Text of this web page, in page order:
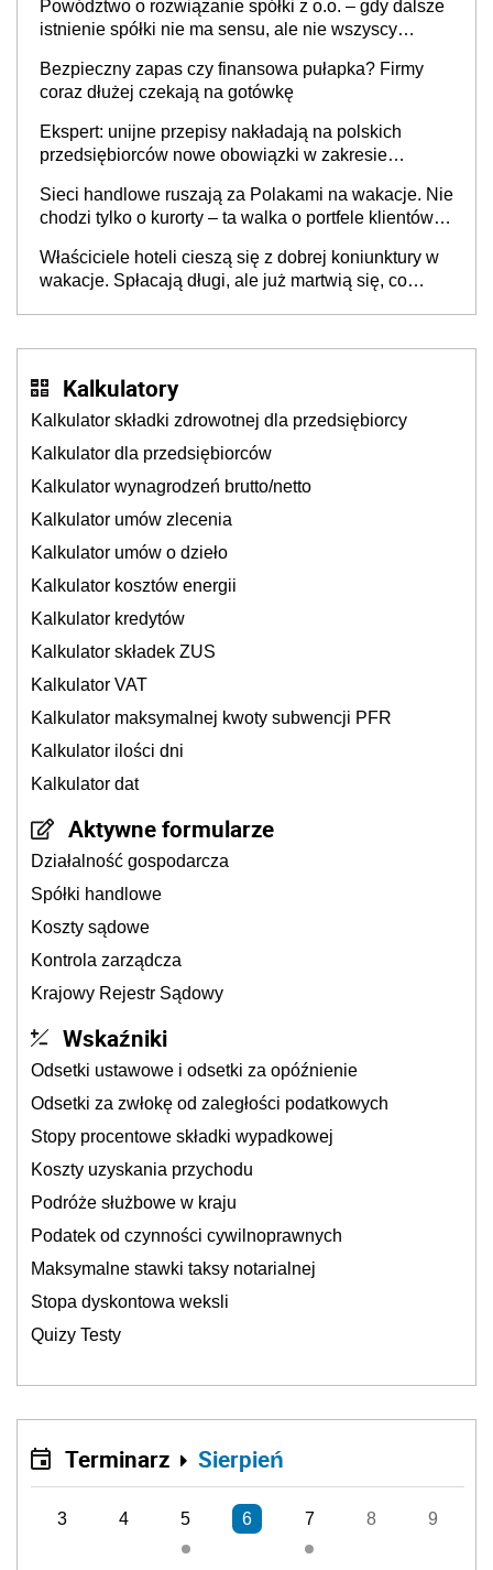
Powództwo o rozwiązanie spółki z o.o. – gdy dalsze
istnienie spółki nie ma sensu, ale nie wszyscy
Bezpieczny zapas czy finansowa pułapka? Firmy
coraz dłużej czekają na gotówkę
Ekspert: unijne przepisy nakładają na polskich
przedsiębiorców nowe obowiązki w zakresie
Sieci handlowe ruszają za Polakami na wakacje. Nie
chodzi tylko o kurorty – ta walka o portfele klientów
cichu
Właściciele hoteli cieszą się z dobrej koniunktury w
wakacje. Spłacają długi, ale już martwią się, co
Kalkulatory
Kalkulator składki zdrowotnej dla przedsiębiorcy
Kalkulator dla przedsiębiorców
Kalkulator wynagrodzeń brutto/netto
Kalkulator umów zlecenia
Kalkulator umów o dzieło
Kalkulator kosztów energii
Kalkulator kredytów
Kalkulator składek ZUS
Kalkulator VAT
Kalkulator maksymalnej kwoty subwencji PFR
Kalkulator ilości dni
Kalkulator dat
Aktywne formularze
Działalność gospodarcza
Spółki handlowe
Koszty sądowe
Kontrola zarządcza
Krajowy Rejestr Sądowy
Wskaźniki
Odsetki ustawowe i odsetki za opóźnienie
Odsetki za zwłokę od zaległości podatkowych
Stopy procentowe składki wypadkowej
Koszty uzyskania przychodu
Podróże służbowe w kraju
Podatek od czynności cywilnoprawnych
Maksymalne stawki taksy notarialnej
Stopa dyskontowa weksli
Quizy Testy
Terminarz Sierpień
3 4 5 6 7 8 9